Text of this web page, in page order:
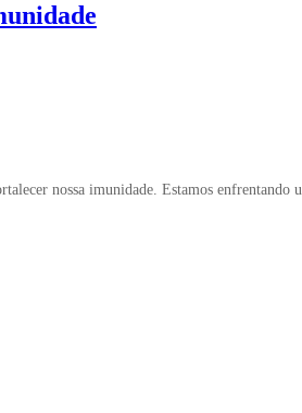
nossa imunidade. Estamos